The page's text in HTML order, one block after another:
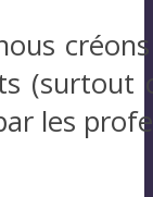
(surtout
les